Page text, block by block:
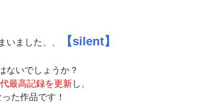
いました、、 【silent】
ないでしょうか？
最高記録を更新 し、
た作品です！